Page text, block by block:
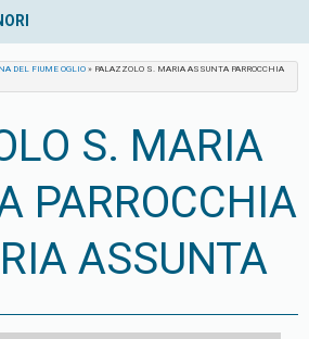
DEL FIUME OGLIO » PALAZZOLO S. MARIA ASSUNTA PARROCCHIA
S. MARIA
PARROCCHIA
ASSUNTA